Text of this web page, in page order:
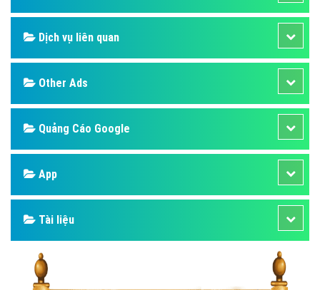
Dịch vụ liên quan
Other Ads
Quảng Cáo Google
App
Tài liệu